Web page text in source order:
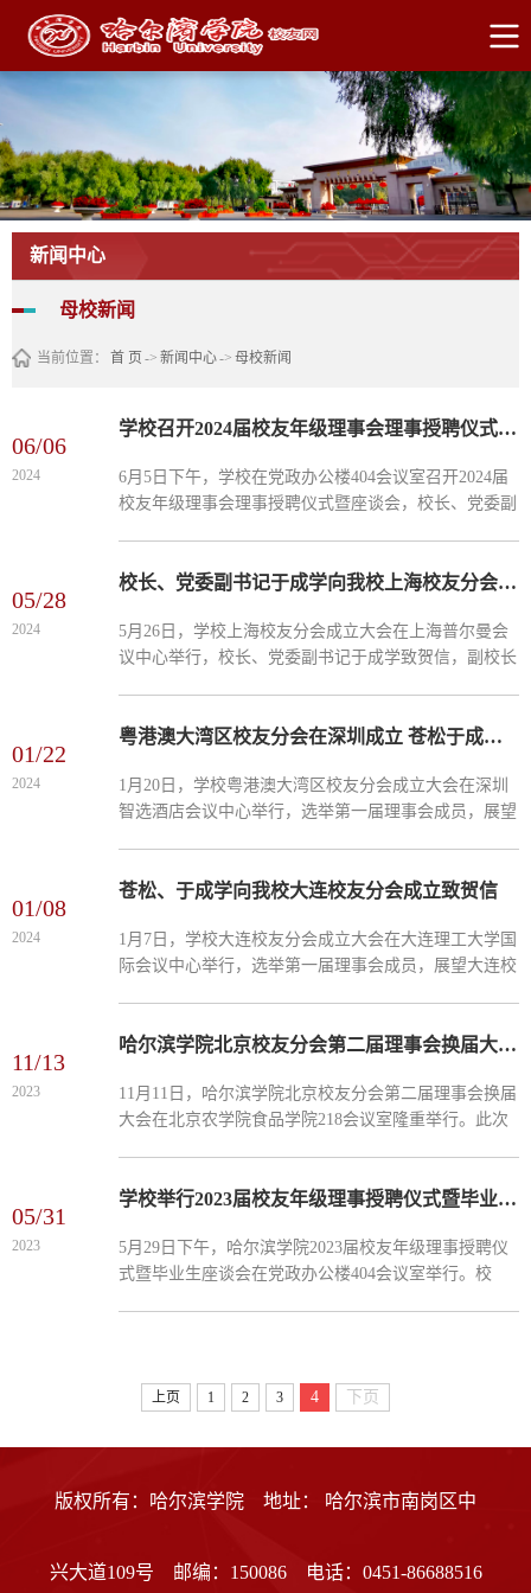
新闻中心
母校新闻
当前位置： 首 页 -> 新闻中心-> 母校新闻
06/06
2024
学校召开2024届校友年级理事会理事授聘仪式暨座谈会
6月5日下午，学校在党政办公楼404会议室召开2024届
校友年级理事会理事授聘仪式暨座谈会，校长、党委副
愿。会议由副校长孙红镱主持。会上，于成学为校友年
读《关于聘任2024届校友年级理事会理事的决定》，与
会人员共同观看了2024届毕业生寄语宣传片。校友理事
05/28
2024
校长、党委副书记于成学向我校上海校友分会成立致贺信
5月26日，学校上海校友分会成立大会在上海普尔曼会
议中心举行，校长、党委副书记于成学致贺信，副校长
信，代表全校师生员工，对上海校友分会成立致以热烈
出，上海校友分会成立既是对学校办学理念和教育质量
的认可，也是校友群体凝聚力和团结力的体现。分会将
01/22
2024
粤港澳大湾区校友分会在深圳成立 苍松于成学致贺信 孙红镱出席
1月20日，学校粤港澳大湾区校友分会成立大会在深圳
智选酒店会议中心举行，选举第一届理事会成员，展望
会议。黑龙江高校深圳校友会联盟秘书长李明天、深圳
主持大会。成立大会上，沈剑锋宣读《关于粤港澳大湾
区校友分会第一届理事会成立的批复》。全体参会人员
01/08
2024
苍松、于成学向我校大连校友分会成立致贺信
1月7日，学校大连校友分会成立大会在大连理工大学国
际会议中心举行，选举第一届理事会成员，展望大连校
滨工程大学大连校友会会长杨玉立，东北林业大学大连
我校校友、东北师范大学大连基础教育校友会会长李殿
彬到会祝贺。成立大会上，王大为宣读了校党委书记苍
11/13
2023
哈尔滨学院北京校友分会第二届理事会换届大会在京顺利举行
11月11日，哈尔滨学院北京校友分会第二届理事会换届
大会在北京农学院食品学院218会议室隆重举行。此次
长、党委副书记于成学参加大会并致辞，副校长孙红
会长、副会长、秘书长及校友代表参加大会。孙红镱宣
读了《关于北京校友分会第二届理事会换届的批复》，
05/31
2023
学校举行2023届校友年级理事授聘仪式暨毕业生座谈会
5月29日下午，哈尔滨学院2023届校友年级理事授聘仪
式暨毕业生座谈会在党政办公楼404会议室举行。校
《哈尔滨学院2023届毕业生校友理事会理事任命决
上页 1 2 3 4 下页
版权所有：哈尔滨学院 地址： 哈尔滨市南岗区中
兴大道109号 邮编：150086 电话：0451-86688516